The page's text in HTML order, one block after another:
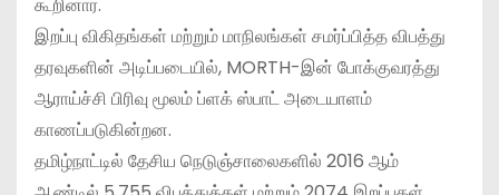
இறப்பு விகிதங்கள் மற்றும் மாநிலங்கள் சமர்ப்பித்த விபத்து
தரவுகளின் அடிப்படையில், MORTH-இன் போக்குவரத்து
ஆராய்ச்சி பிரிவு மூலம் ப்ளக் ஸ்பாட் அடையாளம்
காணப்படுகின்றன.
தமிழ்நாட்டில் தேசிய நெடுஞ்சாலைகளில் 2016 ஆம்